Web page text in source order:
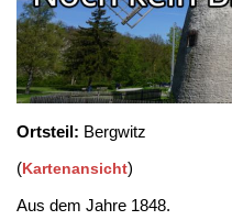
Ortsteil: Bergwitz
(Kartenansicht)
Aus dem Jahre 1848.